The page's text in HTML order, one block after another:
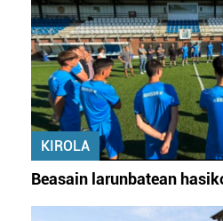
KIROLA
Beasain larunbatean